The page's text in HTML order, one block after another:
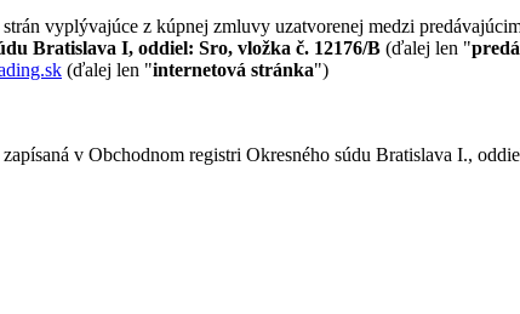
vyplývajúce z kúpnej zmluvy uzatvorenej medzi
Bratislava I, oddiel: Sro, vložka č. 12176/B (ďalej len "
(ďalej len "internetová stránka")
v Obchodnom registri Okresného súdu Bratislava I.,